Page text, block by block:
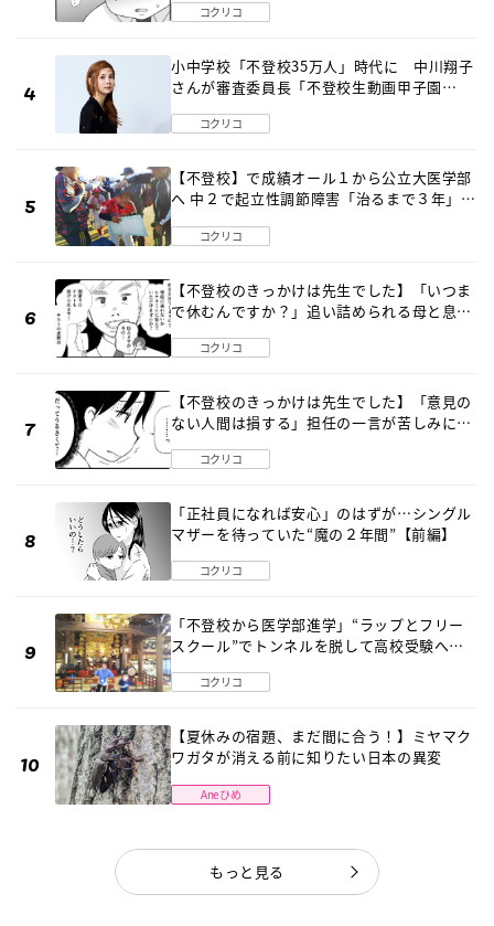
コクリコ
小中学校「不登校35万人」時代に 中川翔子
さんが審査委員長「不登校生動画甲子園
コクリコ
【不登校】で成績オール１から公立大医学部
へ 中２で起立性調節障害「治るまで３年」の
コクリコ
【不登校のきっかけは先生でした】「いつま
で休むんですか？」追い詰められる母と息子
コクリコ
【不登校のきっかけは先生でした】「意見の
ない人間は損する」担任の一言が苦しみに…
コクリコ
「正社員になれば安心」のはずが…シングル
マザーを待っていた“魔の２年間”【前編】
コクリコ
「不登校から医学部進学」“ラップとフリー
スクール”でトンネルを脱して高校受験へ
コクリコ
【夏休みの宿題、まだ間に合う！】ミヤマク
ワガタが消える前に知りたい日本の異変
Aneひめ
もっと見る